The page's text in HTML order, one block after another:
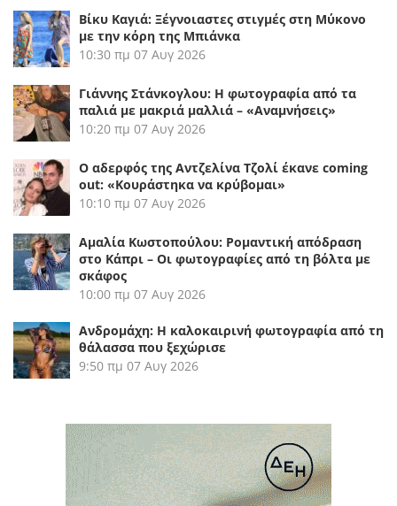
Βίκυ Καγιά: Ξέγνοιαστες στιγμές στη Μύκονο
με την κόρη της Μπιάνκα
10:30 πμ 07 Αυγ 2026
Γιάννης Στάνκογλου: Η φωτογραφία από τα
παλιά με μακριά μαλλιά – «Αναμνήσεις»
10:20 πμ 07 Αυγ 2026
Ο αδερφός της Αντζελίνα Τζολί έκανε coming
out: «Κουράστηκα να κρύβομαι»
10:10 πμ 07 Αυγ 2026
Αμαλία Κωστοπούλου: Ρομαντική απόδραση
στο Κάπρι – Οι φωτογραφίες από τη βόλτα με
σκάφος
10:00 πμ 07 Αυγ 2026
Ανδρομάχη: Η καλοκαιρινή φωτογραφία από τη
θάλασσα που ξεχώρισε
9:50 πμ 07 Αυγ 2026